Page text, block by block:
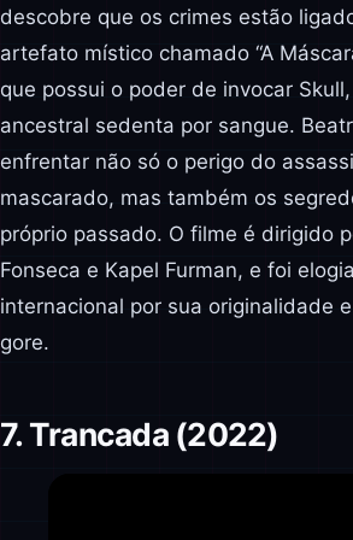
descobre que os crimes estão
artefato místico chamado “A
que possui o poder de invocar
ancestral sedenta por sangue.
enfrentar não só o perigo do
mascarado, mas também os
próprio passado. O filme é dirigido
Fonseca e Kapel Furman, e foi
internacional por sua originalidade
gore.
7. Trancada (2022)